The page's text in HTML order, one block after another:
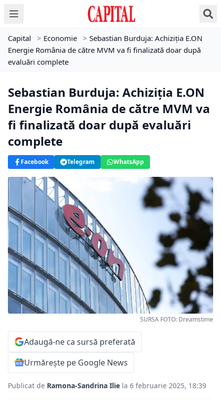
Capital > Economie > Sebastian Burduja: Achiziția E.ON
Energie România de către MVM va fi finalizată doar după
evaluări complete
Sebastian Burduja: Achiziția E.ON
Energie România de către MVM va
fi finalizată doar după evaluări
complete
Facebook Telegram WhatsApp
SURSA FOTO: Dreamstime
Adaugă-ne ca sursă preferată
Urmărește pe Google News
Publicat de Ramona-Sandrina Ilie la 6 februarie 2025, 18:39